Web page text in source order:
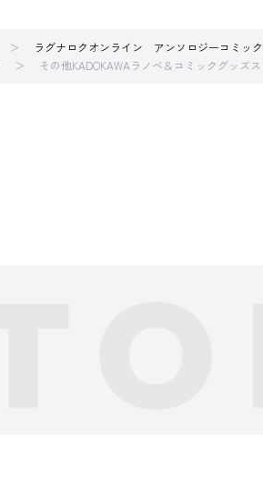
ラグナロクオンライン アンソロジーコミック
その他KADOKAWAラノベ＆コミックグッズ